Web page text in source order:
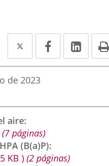
Twitter
Enlace
a
una
externa.
Facebook
Enlace
a
externa.
a
de 2023
aire
(7 páginas)
(B(a)P)
KB ) (2 páginas)